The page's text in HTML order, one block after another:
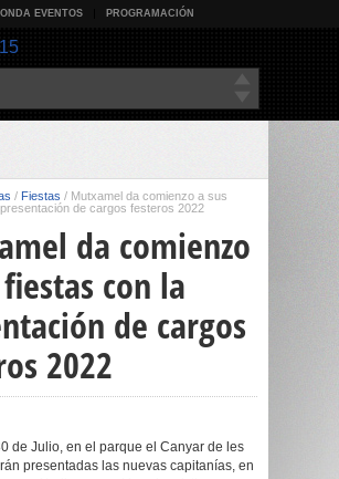
EVENTOS PROGRAMACIÓN
/ Fiestas / Mutxamel da comienzo a sus
de cargos festeros 2022
da comienzo
con la
de cargos
2022
de Julio, en el parque el Canyar de les
presentadas las nuevas capitanías, en